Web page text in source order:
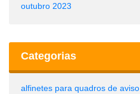
outubro 2023
Categorias
alfinetes para quadros de aviso